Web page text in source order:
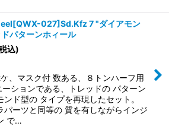
027]Sd.Kfz 7 "ダイアモン
ドパターンホィール
込)
、マスク付 数ある、８トンハーフ用
ーションである、トレッドの パターン
ンド型の タイプを再現したセット。
パーツと同等の 質を有しながらインジ
で…